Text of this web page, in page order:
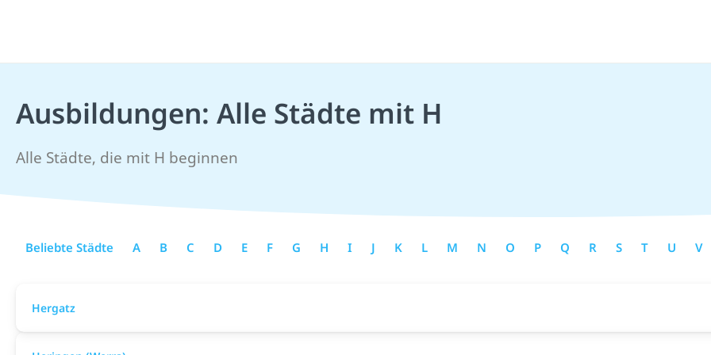
Ausbildungen: Alle Städte mit H
Alle Städte, die mit H beginnen
Beliebte Städte A B C D E F G H I J K L M N O P Q R S T U V
Hergatz